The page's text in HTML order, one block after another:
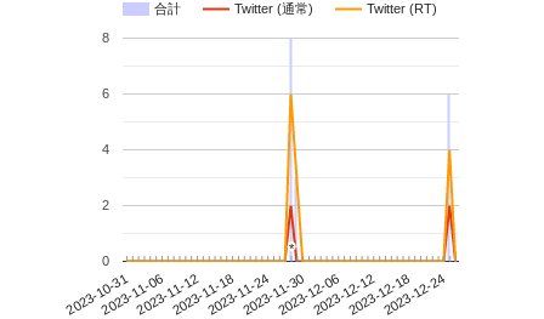
合計 Twitter (通常) Twitter (RT)
2023-10-312023-11-062023-11-122023-11-182023-11-242023-11-302023-12-062023-12-122023-12-182023-12-24
0
2
4
6
8
*
*